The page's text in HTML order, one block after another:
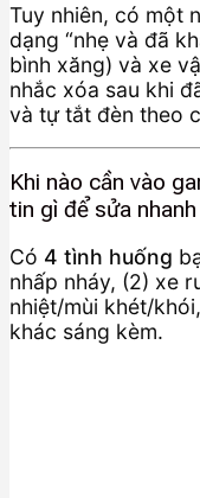
Tuy nhiên, có một
dạng “nhẹ và đã
bình xăng) và xe
nhắc xóa sau khi
và tự tắt đèn theo
Khi nào cần vào
tin gì để sửa
Có 4 tình huống
nhấp nháy, (2) xe
nhiệt/mùi khét/
khác sáng kèm.